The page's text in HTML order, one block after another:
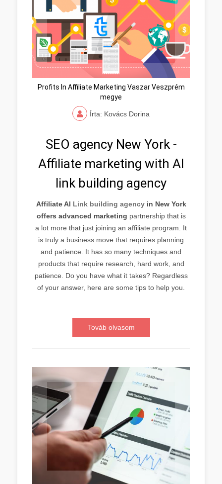
Profits In Affiliate Marketing Vaszar Veszprém
megye
Írta: Kovács Dorina
SEO agency New York -
Affiliate marketing with AI
link building agency
Affiliate AI Link building agencyin New York
offers advanced marketing partnership that is
a lot more that just joining an affiliate program. It
is truly a business move that requires planning
and patience. It has so many techniques and
products that require research, hard work, and
patience. Do you have what it takes? Regardless
of your answer, here are some tips to help you.
Továb olvasom